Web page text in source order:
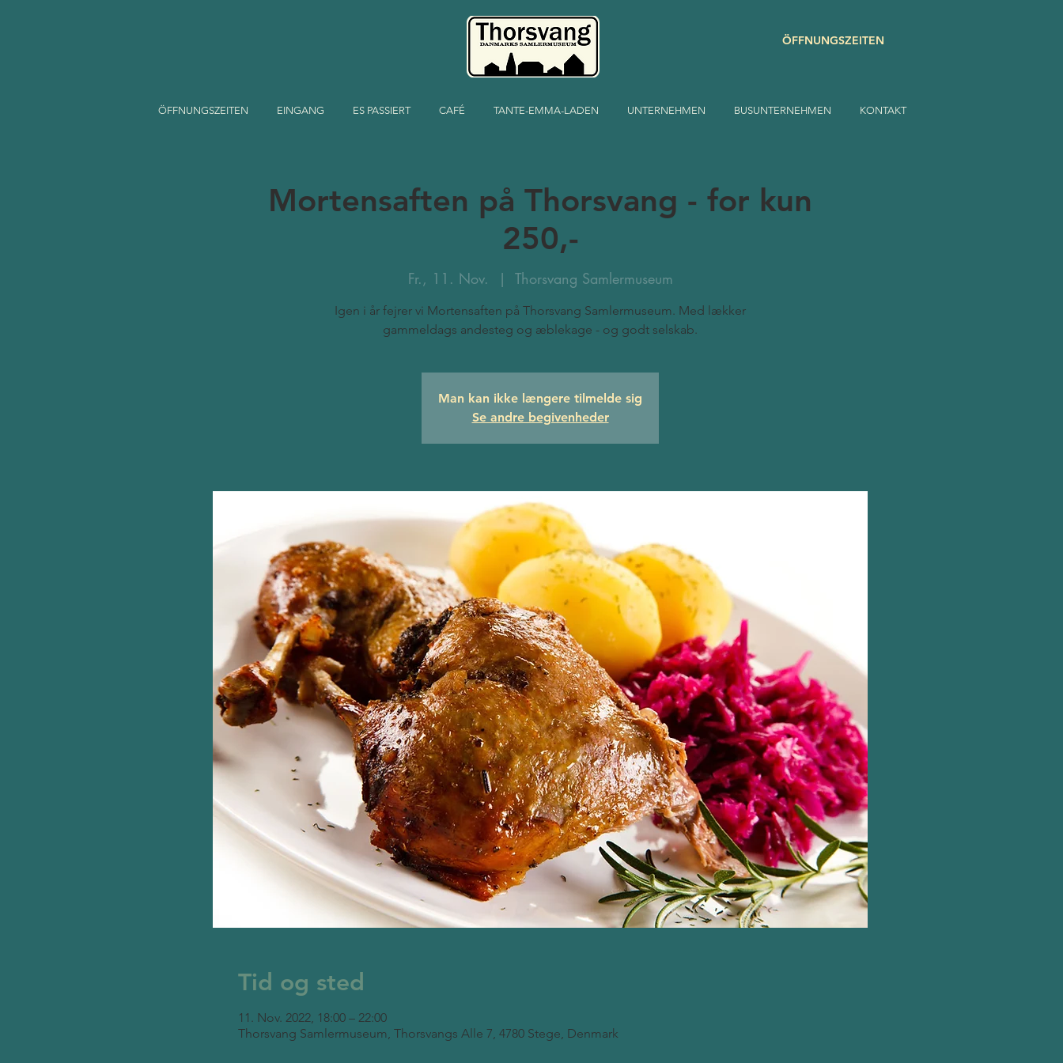
ÖFFNUNGSZEITEN
ÖFFNUNGSZEITEN EINGANG ES PASSIERT CAFÉ TANTE-EMMA-LADEN UNTERNEHMEN BUSUNTERNEHMEN KONTAKT
Mortensaften på Thorsvang - for kun
250,-
Fr., 11. Nov.
  |
Thorsvang Samlermuseum
Igen i år fejrer vi Mortensaften på Thorsvang Samlermuseum. Med lækker
gammeldags andesteg og æblekage - og godt selskab.
Man kan ikke længere tilmelde sig
Se andre begivenheder
Tid og sted
11. Nov. 2022, 18:00 – 22:00
Thorsvang Samlermuseum, Thorsvangs Alle 7, 4780 Stege, Denmark